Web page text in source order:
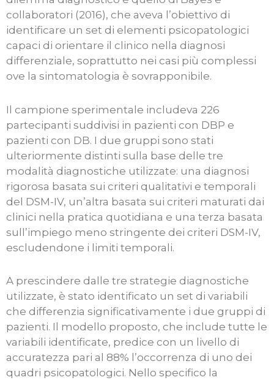
collaboratori (2016), che aveva l’obiettivo di
identificare un set di elementi psicopatologici
capaci di orientare il clinico nella diagnosi
differenziale, soprattutto nei casi più complessi
ove la sintomatologia è sovrapponibile.
Il campione sperimentale includeva 226
partecipanti suddivisi in pazienti con DBP e
pazienti con DB. I due gruppi sono stati
ulteriormente distinti sulla base delle tre
modalità diagnostiche utilizzate: una diagnosi
rigorosa basata sui criteri qualitativi e temporali
del DSM-IV, un’altra basata sui criteri maturati dai
clinici nella pratica quotidiana e una terza basata
sull’impiego meno stringente dei criteri DSM-IV,
escludendone i limiti temporali.
A prescindere dalle tre strategie diagnostiche
utilizzate, è stato identificato un set di variabili
che differenzia significativamente i due gruppi di
pazienti. Il modello proposto, che include tutte le
variabili identificate, predice con un livello di
accuratezza pari al 88% l’occorrenza di uno dei
quadri psicopatologici. Nello specifico la